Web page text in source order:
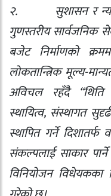
२.
सुशासन र
गुणस्तरीय सार्वजनिक
बजेट निर्माणको
लोकतान्त्रिक मूल्य-
अविचल रहँदै “थिति
स्थायित्व, संस्थागत
स्थापित गर्ने
संकल्पलाई साकार
विनियोजन विधेयकका